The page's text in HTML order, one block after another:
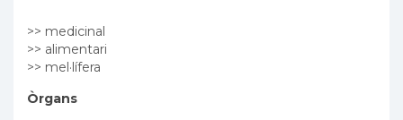
>> medicinal
>> alimentari
>> mel·lífera
Òrgans